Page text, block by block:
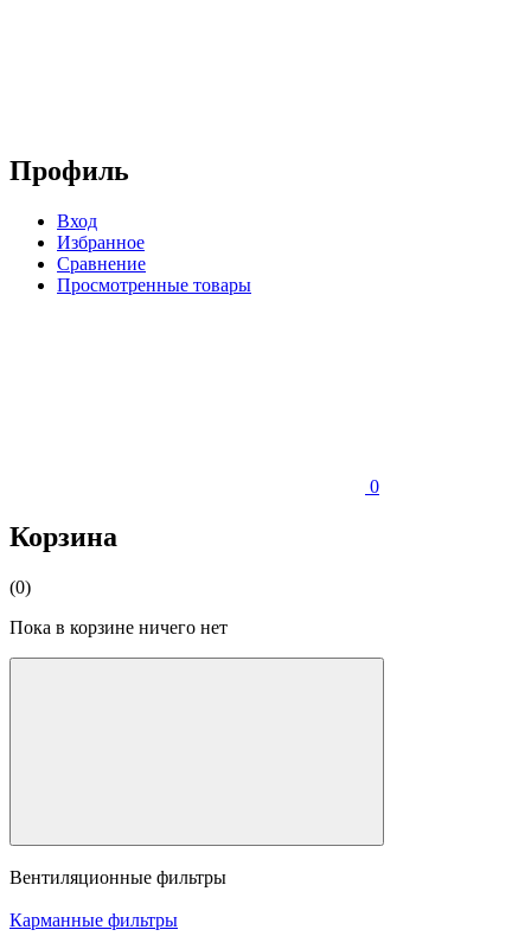
Профиль
Вход
Избранное
Сравнение
Просмотренные товары
0
Корзина
(0)
Пока в корзине ничего нет
Вентиляционные фильтры
Карманные фильтры